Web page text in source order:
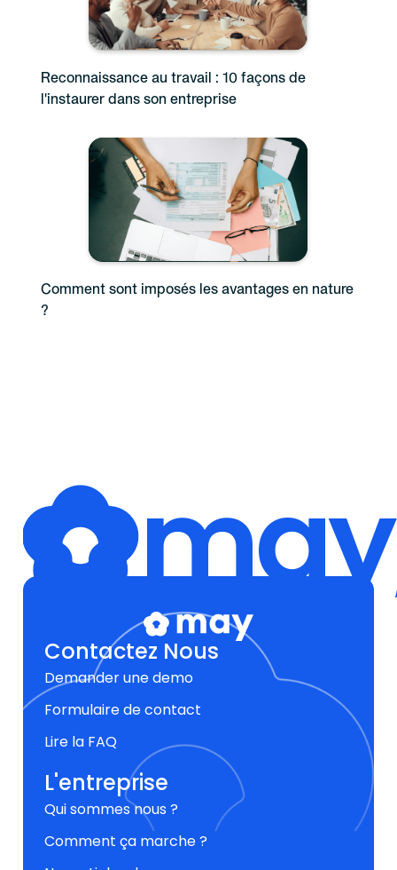
Reconnaissance au travail : 10 façons de
l'instaurer dans son entreprise
Comment sont imposés les avantages en nature
?
Contactez Nous
Demander une demo
Formulaire de contact
Lire la FAQ
L'entreprise
Qui sommes nous ?
Comment ça marche ?